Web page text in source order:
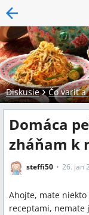
Diskusie Čo variť
Domáca
zháňam k
steffi50 26. jan
Ahojte, mate
receptami, nemate